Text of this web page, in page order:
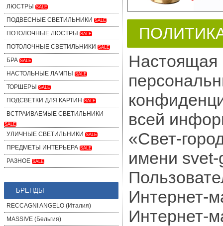
ЛЮСТРЫ SALE
ПОДВЕСНЫЕ СВЕТИЛЬНИКИ SALE
ПОТОЛОЧНЫЕ ЛЮСТРЫ SALE
ПОТОЛОЧНЫЕ СВЕТИЛЬНИКИ SALE
БРА SALE
НАСТОЛЬНЫЕ ЛАМПЫ SALE
ТОРШЕРЫ SALE
ПОДСВЕТКИ ДЛЯ КАРТИН SALE
ВСТРАИВАЕМЫЕ СВЕТИЛЬНИКИ
SALE
УЛИЧНЫЕ СВЕТИЛЬНИКИ SALE
ПРЕДМЕТЫ ИНТЕРЬЕРА SALE
РАЗНОЕ SALE
БРЕНДЫ
RECCAGNI ANGELO (Италия)
MASSIVE (Бельгия)
Настоящая
всей
«Свет-
имени svet-
Интернет-
Интернет-